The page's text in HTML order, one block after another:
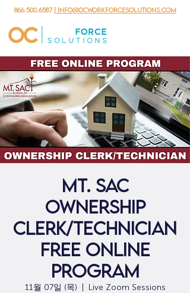
866.500.6587 | info@ocworkforcesolutions.com
Mt. Sac
Ownership
Clerk/Technician
Free Online
Program
11월 07일 (목) Live Zoom Sessions